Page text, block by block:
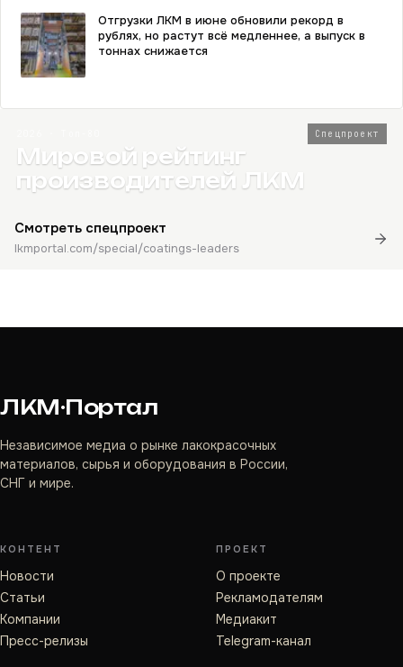
Отгрузки ЛКМ в июне обновили рекорд в
рублях, но растут всё медленнее, а выпуск в
тоннах снижается
Спецпроект
Мировой рейтинг
производителей ЛКМ
Смотреть спецпроект
lkmportal.com/special/coatings-leaders
ЛКМ·Портал
Независимое медиа о рынке лакокрасочных
материалов, сырья и оборудования в России,
СНГ и мире.
КОНТЕНТ
Новости
Статьи
Компании
Пресс-релизы
ПРОЕКТ
О проекте
Рекламодателям
Медиакит
Telegram-канал